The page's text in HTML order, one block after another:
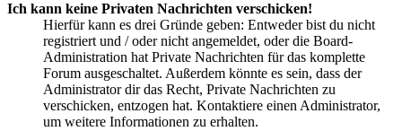
Ich kann keine Privaten Nachrichten verschicken!
Hierfür kann es drei Gründe geben: Entweder bist du nicht
registriert und / oder nicht angemeldet, oder die Board-
Administration hat Private Nachrichten für das komplette
Forum ausgeschaltet. Außerdem könnte es sein, dass der
Administrator dir das Recht, Private Nachrichten zu
verschicken, entzogen hat. Kontaktiere einen Administrator,
um weitere Informationen zu erhalten.